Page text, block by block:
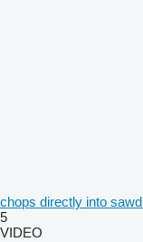
chops directly into
5
VIDEO